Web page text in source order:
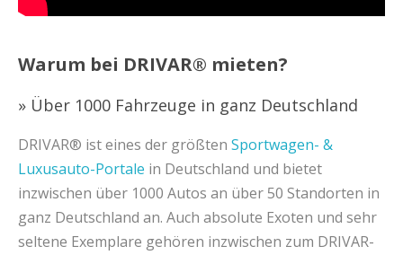
Warum bei DRIVAR® mieten?
» Über 1000 Fahrzeuge in ganz Deutschland
DRIVAR® ist eines der größten Sportwagen- &
Luxusauto-Portale in Deutschland und bietet
inzwischen über 1000 Autos an über 50 Standorten in
ganz Deutschland an. Auch absolute Exoten und sehr
seltene Exemplare gehören inzwischen zum DRIVAR-